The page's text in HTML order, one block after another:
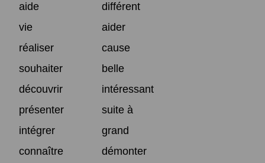
aide
différent
vie
aider
réaliser
cause
souhaiter
belle
découvrir
intéressant
présenter
suite à
intégrer
grand
connaître
démonter